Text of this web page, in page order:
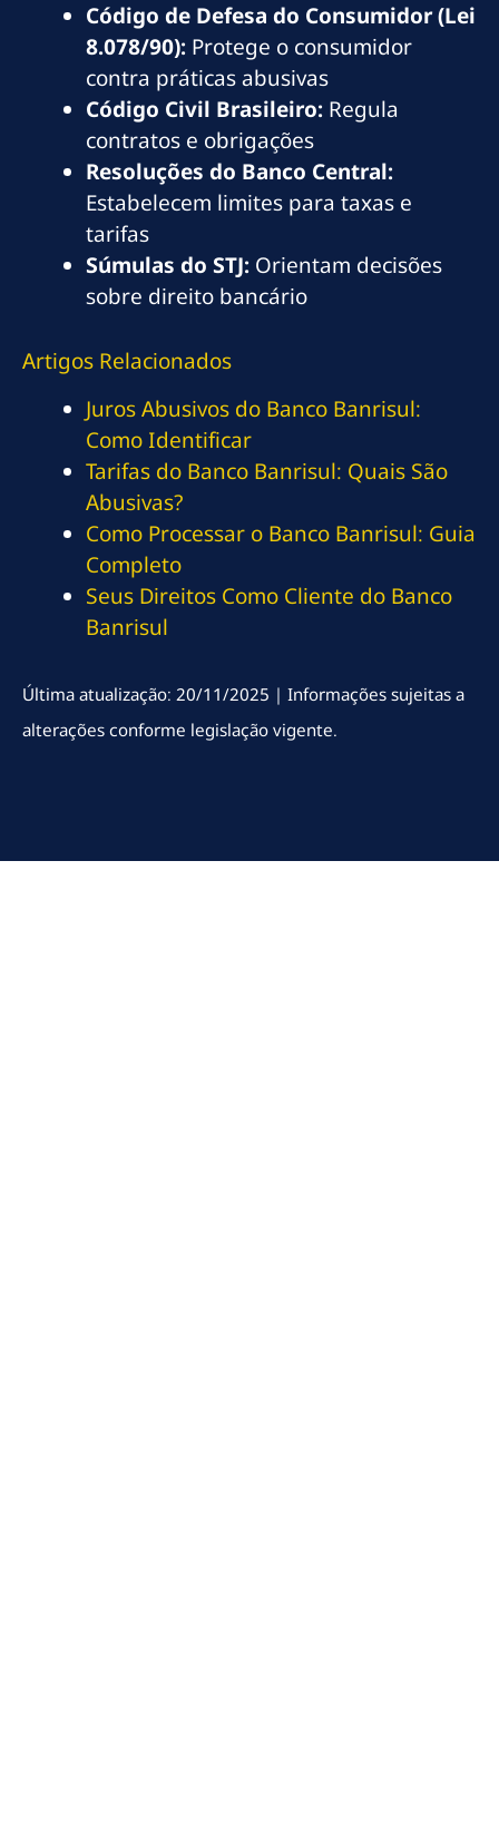
Código de Defesa do Consumidor (Lei
8.078/90): Protege o consumidor
contra práticas abusivas
Código Civil Brasileiro: Regula
contratos e obrigações
Resoluções do Banco Central:
Estabelecem limites para taxas e
tarifas
Súmulas do STJ: Orientam decisões
sobre direito bancário
Artigos Relacionados
Juros Abusivos do Banco Banrisul:
Como Identificar
Tarifas do Banco Banrisul: Quais São
Abusivas?
Como Processar o Banco Banrisul: Guia
Completo
Seus Direitos Como Cliente do Banco
Banrisul
Última atualização: 20/11/2025 | Informações sujeitas a
alterações conforme legislação vigente.